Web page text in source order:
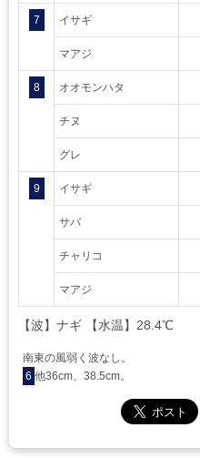
7 イサギ
マアジ
8 オオモンハタ
チヌ
グレ
9 イサギ
サバ
チャリコ
マアジ
【波】ナギ 【水温】28.4℃
南東の風弱く波なし。
6 他36cm、38.5cm。